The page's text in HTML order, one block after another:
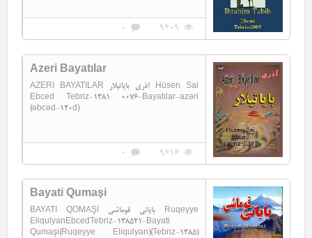
9409
0
Azeri Bayatılar
AZERI BAYATILAR آذری بایاتیلار Hüsen Sai
Ebced Tebriz-1381 0076-Bayatılar-azəri
(əbcəd-120d)
9616
0
Bayati Qumaşi
BAYATI QOMAŞI بایاتی قوماشی Ruqeyye
EliqulyanEbcedTebriz-138521-Bayati
Qumaşi(Ruqeyye Eliqulyan)(Tebriz-1385)